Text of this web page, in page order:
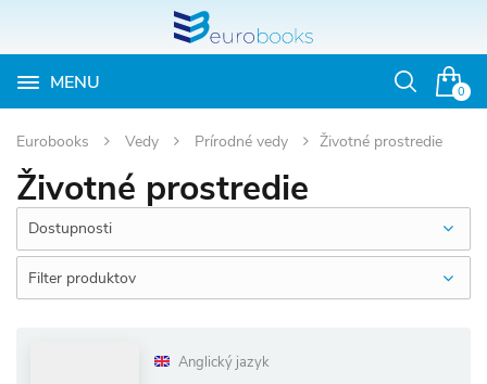
0
MENU
Otvoriť
Eurobooks Vedy Prírodné vedy Životné prostredie
Životné prostredie
Dostupnosti
Filter produktov
Anglický jazyk